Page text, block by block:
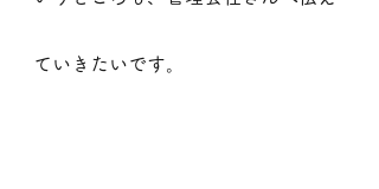
ていきたいです。